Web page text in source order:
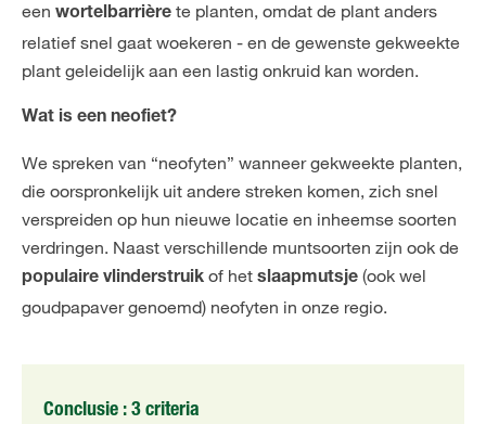
een wortelbarrière te planten, omdat de plant anders
relatief snel gaat woekeren - en de gewenste gekweekte
plant geleidelijk aan een lastig onkruid kan worden.
Wat is een neofiet?
We spreken van “neofyten” wanneer gekweekte planten,
die oorspronkelijk uit andere streken komen, zich snel
verspreiden op hun nieuwe locatie en inheemse soorten
verdringen. Naast verschillende muntsoorten zijn ook de
populaire vlinderstruik of het slaapmutsje (ook wel
goudpapaver genoemd) neofyten in onze regio.
Conclusie : 3 criteria